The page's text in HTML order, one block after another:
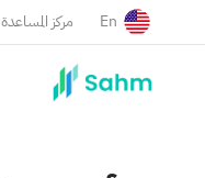
مركز المساعدة En